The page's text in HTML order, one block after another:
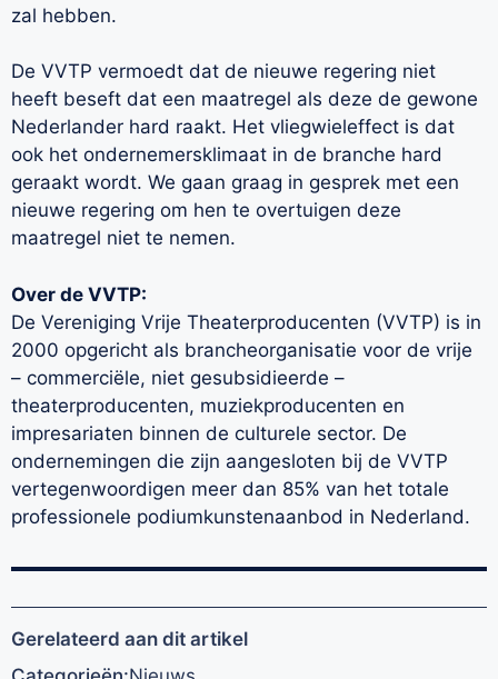
zal hebben.
De VVTP vermoedt dat de nieuwe regering niet
heeft beseft dat een maatregel als deze de gewone
Nederlander hard raakt. Het vliegwieleffect is dat
ook het ondernemersklimaat in de branche hard
geraakt wordt. We gaan graag in gesprek met een
nieuwe regering om hen te overtuigen deze
maatregel niet te nemen.
Over de VVTP:
De Vereniging Vrije Theaterproducenten (VVTP) is in
2000 opgericht als brancheorganisatie voor de vrije
– commerciële, niet gesubsidieerde –
theaterproducenten, muziekproducenten en
impresariaten binnen de culturele sector. De
ondernemingen die zijn aangesloten bij de VVTP
vertegenwoordigen meer dan 85% van het totale
professionele podiumkunstenaanbod in Nederland.
Gerelateerd aan dit artikel